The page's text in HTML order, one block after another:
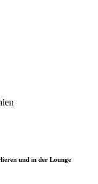
und in der Lounge